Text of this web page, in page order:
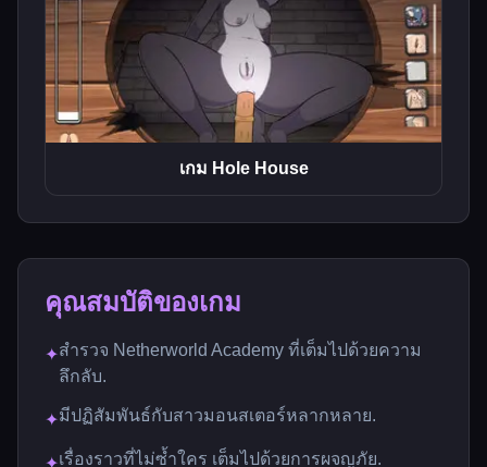
เกม Hole House
คุณสมบัติของเกม
✦สำรวจ Netherworld Academy ที่เต็มไปด้วยความ
ลึกลับ.
✦มีปฏิสัมพันธ์กับสาวมอนสเตอร์หลากหลาย.
✦เรื่องราวที่ไม่ซ้ำใคร เต็มไปด้วยการผจญภัย.